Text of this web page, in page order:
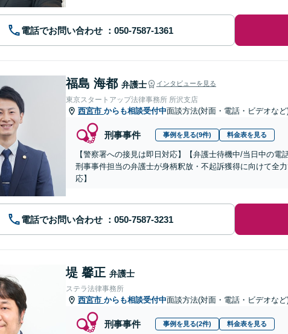
電話でお問い合わせ
福島 海都 弁護士 インタビューを見る
東京スタートアップ法律事務所 所沢支店
西宮市 からも相談受付中面談方法(対面・電話・ビデオな
刑事事件 事例を見る(9件) 料金表を見る
【警察署への接見は即日対応】【弁護士待機中/当日中の
刑事事件担当の弁護士が身柄釈放・不起訴獲得に向けて全
応】
電話でお問い合わせ
堤 馨正 弁護士
ステラ法律事務所
西宮市 からも相談受付中面談方法(対面・電話・ビデオな
刑事事件 事例を見る(2件) 料金表を見る